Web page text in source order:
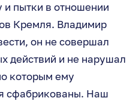
и пытки в отношении
Кремля. Владимир
он не совершал
действий и не нарушал
которым ему
сфабрикованы. Наш